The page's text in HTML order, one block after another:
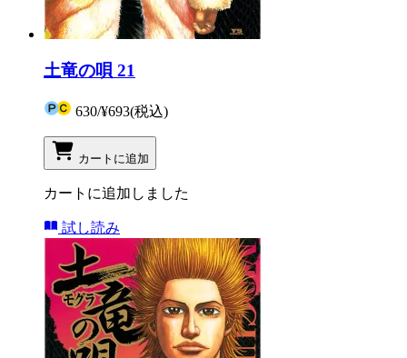
土竜の唄 21
630/¥693(税込)
カートに追加
カートに追加しました
試し読み